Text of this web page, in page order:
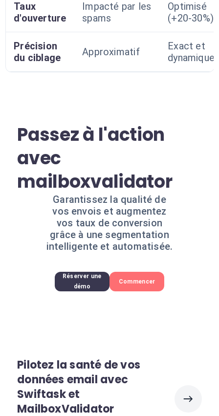
Taux
d'ouverture
Impacté par les
spams
Optimisé
(+20-30%)
Précision
du ciblage
Approximatif
Exact et
dynamique
Passez à l'action
avec
mailboxvalidator
Garantissez la qualité de
vos envois et augmentez
vos taux de conversion
grâce à une segmentation
intelligente et automatisée.
Réserver une
démo
Commencer
Pilotez la santé de vos
données email avec
Swiftask et
MailboxValidator